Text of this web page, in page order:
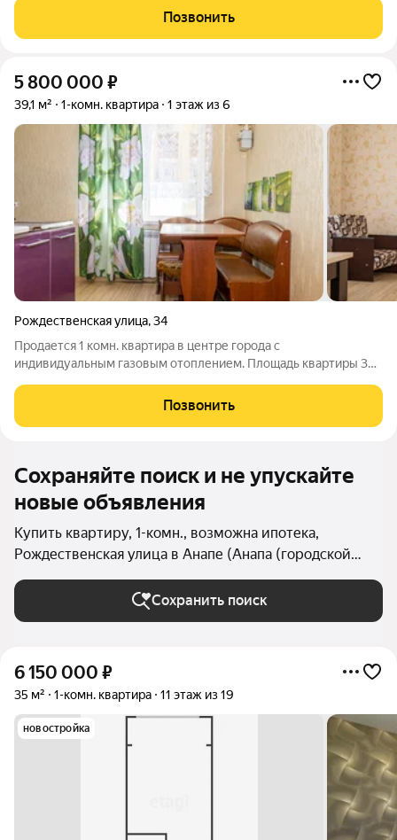
малоэтажная застройка - автономное отопление - комфортный
второй этаж -
Позвонить
5 800 000 ₽
39,1 м² 1-комн. квартира 1 этаж из 6
Рождественская улица,34
Продается 1 комн. квартира в центре города с
индивидуальным газовым отоплением. Площадь квартиры 39
косметический ремонт, индивидуальное газовое отопление -
низкие коммунальные платежи.
Позвонить
Сохраняйте поиск и не упускайте
новые объявления
Купить квартиру, 1-комн., возможна ипотека,
Рождественская улица в Анапе (Анапа (городской
округ))
Сохранить поиск
6 150 000 ₽
35 м² 1-комн. квартира 11 этаж из 19
новостройка